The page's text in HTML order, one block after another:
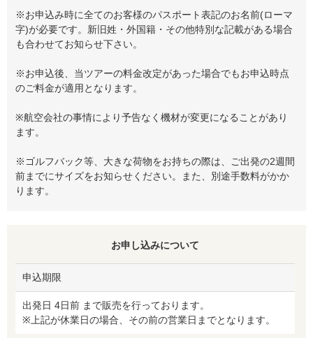
※お申込み時に全てのお客様のパスポート表記のお名前(ローマ
字)が必要です。新旧姓・外国籍・その他特別な記載がある場合
も合わせてお知らせ下さい。
※お申込後、当ツアーの料金改定があった場合でもお申込時点
のご料金が適用となります。
※航空会社の事情により予告なく機材が変更になることがあり
ます。
※ゴルフバック等、大きな荷物をお持ちの際は、ご出発の2週間
前までにサイズをお知らせください。また、別途手数料がかか
ります。
お申し込みについて
申込期限
出発日 4日前 まで販売を行っております。
※上記が休業日の場合、その前の営業日までとなります。